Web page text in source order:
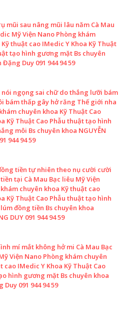
mũi sau nâng mũi lâu năm Cà Mau
Mỹ Viện Nano Phòng khám
thuật cao IMedic Y Khoa Kỹ Thuật
tạo hình gương mặt Bs chuyên
Duy 091 944 94 59
ngọng sai chữ do thắng lưỡi bám
bám thấp gây hở răng Thế giới nha
chuyên khoa Kỹ Thuật Cao
Kỹ Thuật Cao Phẫu thuật tạo hình
môi Bs chuyên khoa NGUYỄN
944 94 59
tiền tự nhiên theo nụ cười cười
tại Cà Mau Bạc liêu Mỹ Viện
chuyên khoa Kỹ thuật cao
Kỹ Thuật Cao Phẫu thuật tạo hình
đồng tiền Bs chuyên khoa
DUY 091 944 94 59
mí mắt không hở mi Cà Mau Bạc
Viện Nano Phòng khám chuyên
cao IMedic Y Khoa Kỹ Thuật Cao
hình gương mặt Bs chuyên khoa
091 944 94 59